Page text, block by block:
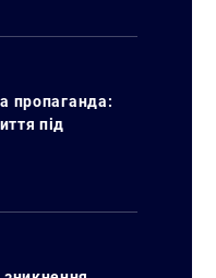
пропаганда:
під